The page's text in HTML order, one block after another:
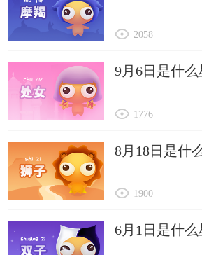
2058
9月6日是什么
1776
8月18日是什
1900
6月1日是什么